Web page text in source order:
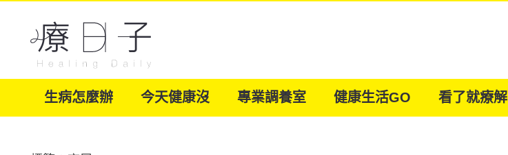
生病怎麼辦 今天健康沒 專業調養室 健康生活GO 看了就療解